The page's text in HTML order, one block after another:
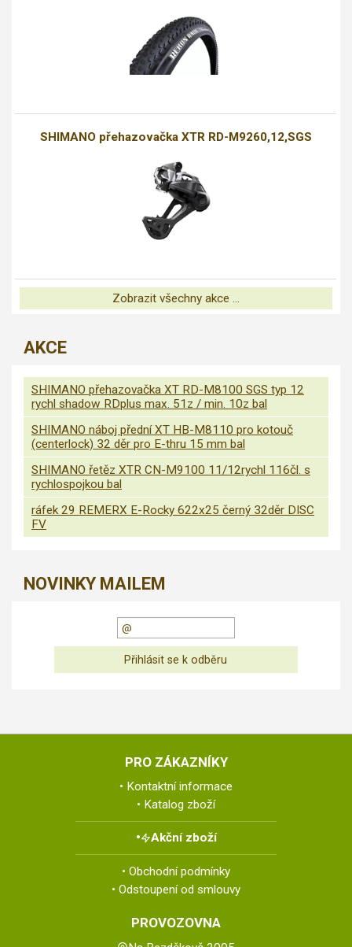
SHIMANO přehazovačka XTR RD-M9260,12,SGS
Zobrazit všechny akce ...
AKCE
SHIMANO přehazovačka XT RD-M8100 SGS typ 12
rychl shadow RDplus max. 51z / min. 10z bal
SHIMANO náboj přední XT HB-M8110 pro kotouč
(centerlock) 32 děr pro E-thru 15 mm bal
SHIMANO řetěz XTR CN-M9100 11/12rychl 116čl. s
rychlospojkou bal
ráfek 29 REMERX E-Rocky 622x25 černý 32děr DISC
FV
NOVINKY MAILEM
PRO ZÁKAZNÍKY
Kontaktní informace
Katalog zboží
Akční zboží
Obchodní podmínky
Odstoupení od smlouvy
PROVOZOVNA